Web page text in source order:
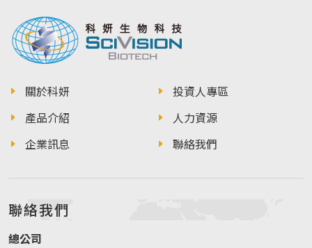
關於科妍
產品介紹
企業訊息
投資人專區
人力資源
聯絡我們
聯絡我們
總公司